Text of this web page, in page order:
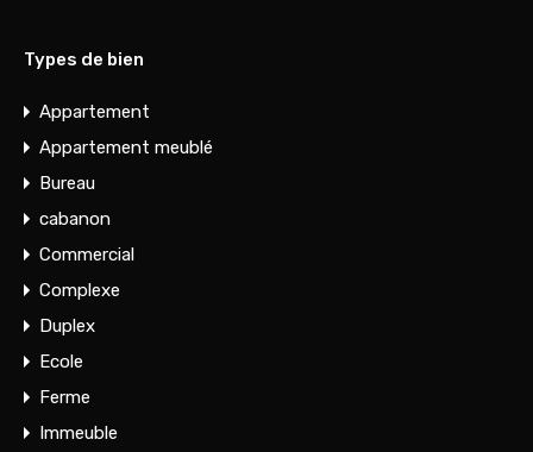
Types de bien
Appartement
Appartement meublé
Bureau
cabanon
Commercial
Complexe
Duplex
Ecole
Ferme
Immeuble